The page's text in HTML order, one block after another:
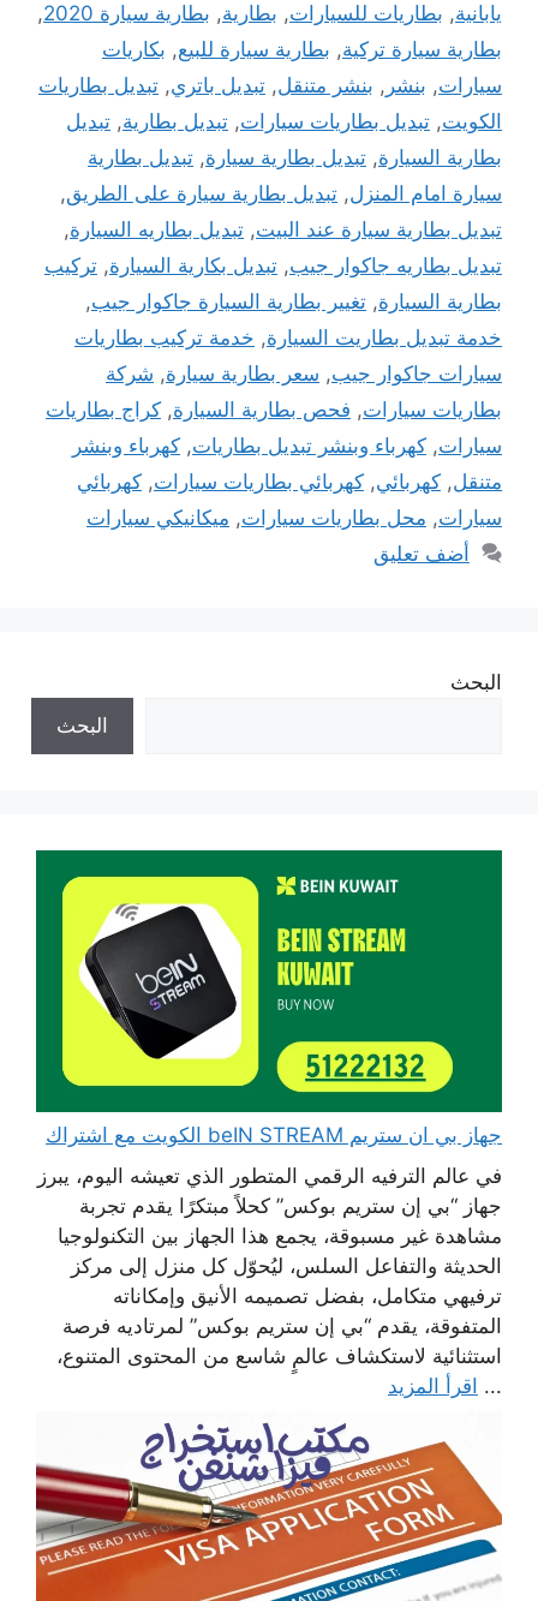
يابانية, بطاريات للسيارات, بطارية, بطارية سيارة 2020
,
بطارية سيارة تركية, بطارية سيارة للبيع, بكاريات
سيارات, بنشر , بنشر متنقل, تبديل باتري, تبديل بطاريات
الكويت, تبديل بطاريات سيارات, تبديل بطارية, تبديل
بطارية السيارة, تبديل بطارية سيارة, تبديل بطارية
سيارة امام المنزل, تبديل بطارية سيارة على الطريق,
تبديل بطارية سيارة عند البيت, تبديل بطاريه السيارة,
تبديل بطاريه جاكوار جيب, تبديل بكارية السيارة, تركيب
بطارية السيارة, تغيير بطارية السيارة جاكوار جيب,
خدمة تبديل بطاريت السيارة, خدمة تركيب بطاريات
سيارات جاكوار جيب, سعر بطارية سيارة, شركة
بطاريات سيارات, فحص بطارية السيارة, كراج بطاريات
سيارات, كهرباء وبنشر تبديل بطاريات, كهرباء وبنشر
متنقل, كهربائي, كهربائي بطاريات سيارات, كهربائي
سيارات, محل بطاريات سيارات, ميكانيكي سيارات
أضف تعليق
البحث
البحث
جهاز بي ان ستريم beIN STREAM الكويت مع اشتراك
في عالم الترفيه الرقمي المتطور الذي تعيشه اليوم، يبرز
جهاز “بي إن ستريم بوكس” كحلاً مبتكرًا يقدم تجربة
مشاهدة غير مسبوقة، يجمع هذا الجهاز بين التكنولوجيا
الحديثة والتفاعل السلس، ليُحوّل كل منزل إلى مركز
ترفيهي متكامل، بفضل تصميمه الأنيق وإمكاناته
المتفوقة، يقدم “بي إن ستريم بوكس” لمرتاديه فرصة
استثنائية لاستكشاف عالمٍ شاسع من المحتوى المتنوع،
... اقرأ المزيد